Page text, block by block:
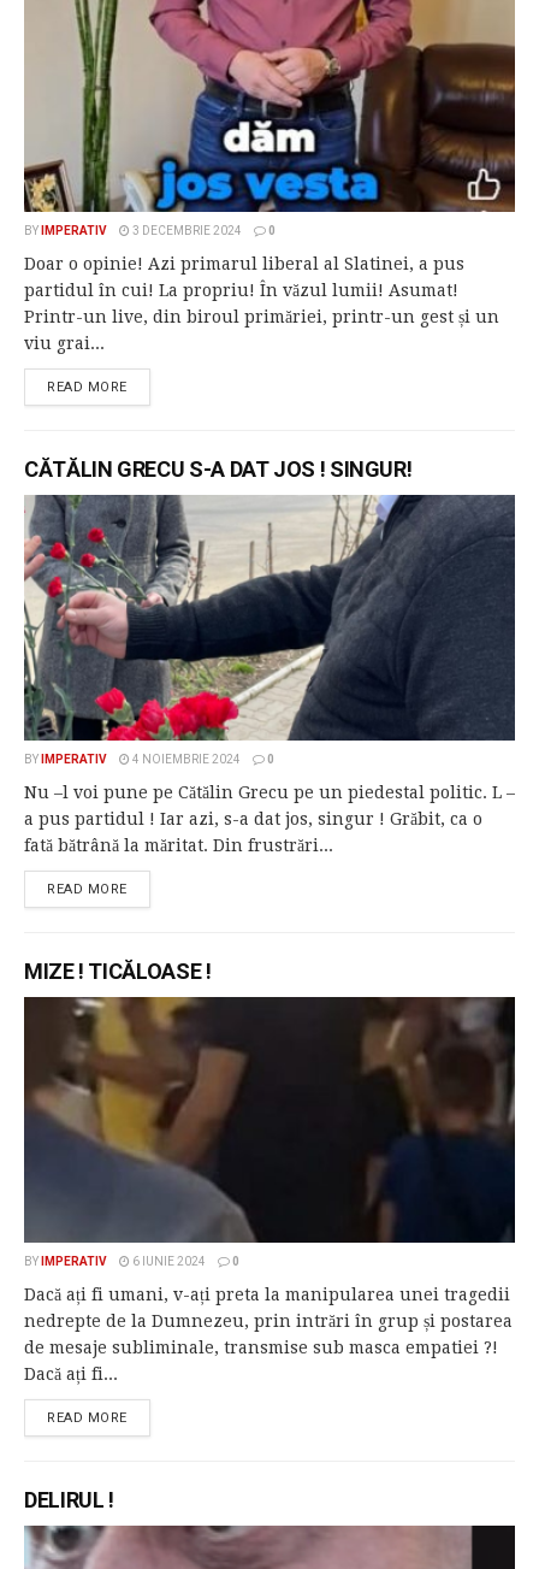
BY IMPERATIV 3 DECEMBRIE 2024 0
Doar o opinie! Azi primarul liberal al Slatinei, a pus
partidul în cui! La propriu! În văzul lumii! Asumat!
Printr-un live, din biroul primăriei, printr-un gest și un
viu grai...
READ MORE
CĂTĂLIN GRECU S-A DAT JOS ! SINGUR!
BY IMPERATIV 4 NOIEMBRIE 2024 0
Nu –l voi pune pe Cătălin Grecu pe un piedestal politic. L –
a pus partidul ! Iar azi, s-a dat jos, singur ! Grăbit, ca o
fată bătrână la măritat. Din frustrări...
READ MORE
MIZE ! TICĂLOASE !
BY IMPERATIV 6 IUNIE 2024 0
Dacă ați fi umani, v-ați preta la manipularea unei tragedii
nedrepte de la Dumnezeu, prin intrări în grup și postarea
de mesaje subliminale, transmise sub masca empatiei ?!
Dacă ați fi...
READ MORE
DELIRUL !